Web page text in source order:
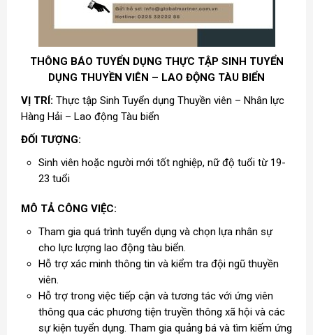
THÔNG BÁO TUYỂN DỤNG THỰC TẬP SINH TUYỂN
DỤNG THUYỀN VIÊN – LAO ĐỘNG TÀU BIỂN
VỊ TRÍ: Thực tập Sinh Tuyển dụng Thuyền viên – Nhân lực
Hàng Hải – Lao động Tàu biển
ĐỐI TƯỢNG:
Sinh viên hoặc người mới tốt nghiệp, nữ độ tuổi từ 19-
23 tuổi
MÔ TẢ CÔNG VIỆC:
Tham gia quá trình tuyển dụng và chọn lựa nhân sự
cho lực lượng lao động tàu biển.
Hỗ trợ xác minh thông tin và kiểm tra đội ngũ thuyền
viên.
Hỗ trợ trong việc tiếp cận và tương tác với ứng viên
thông qua các phương tiện truyền thông xã hội và các
sự kiện tuyển dụng. Tham gia quảng bá và tìm kiếm ứng